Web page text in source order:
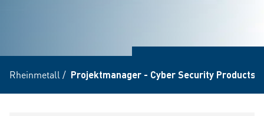
Rheinmetall / Projektmanager - Cyber Security Products